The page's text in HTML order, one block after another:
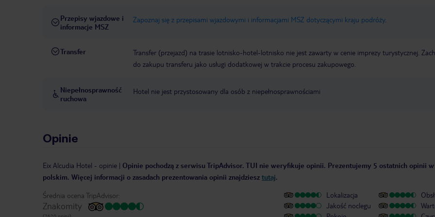
Przepisy wjazdowe i
informacje MSZ
Zapoznaj się z przepisami wjazdowymi i informacjami MSZ dotyczącymi kraju podróży.
Transfer
Transfer (przejazd) na trasie lotnisko-hotel-lotnisko nie jest zawarty w cenie imprezy turystycznej.
do zakupu transferu jako usługi dodatkowej w trakcie procesu zakupowego.
Niepełnosprawność
ruchowa
Hotel nie jest przystosowany dla osób z niepełnosprawnościami
Opinie
Eix Alcudia Hotel - opinie | Opinie pochodzą z serwisu TripAdvisor. TUI nie weryfikuje opinii. Prezentujemy 5 ostatnich opinii
polskim. Więcej informacji o zasadach prezentowania opinii znajdziesz tutaj.
Średnia ocena TripAdvisor:
Znakomity
Lokalizacja
Jakość noclegu